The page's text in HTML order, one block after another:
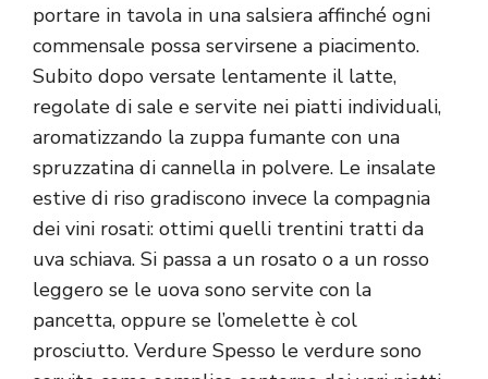
portare in tavola in una salsiera affinché ogni
commensale possa servirsene a piacimento.
Subito dopo versate lentamente il latte,
regolate di sale e servite nei piatti individuali,
aromatizzando la zuppa fumante con una
spruzzatina di cannella in polvere. Le insalate
estive di riso gradiscono invece la compagnia
dei vini rosati: ottimi quelli trentini tratti da
uva schiava. Si passa a un rosato o a un rosso
leggero se le uova sono servite con la
pancetta, oppure se l’omelette è col
prosciutto. Verdure Spesso le verdure sono